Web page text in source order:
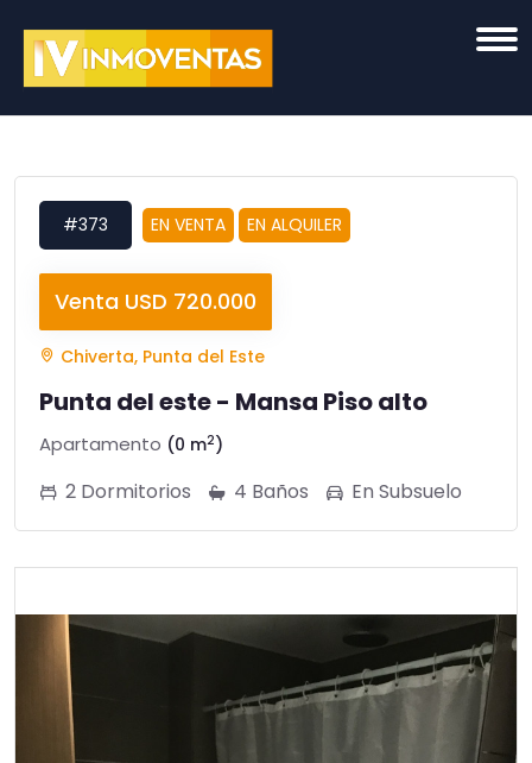
#373 EN VENTA EN ALQUILER
Venta USD 720.000
Chiverta, Punta del Este
Punta del este - Mansa Piso alto
Apartamento (0 m2)
2 Dormitorios 4 Baños En Subsuelo